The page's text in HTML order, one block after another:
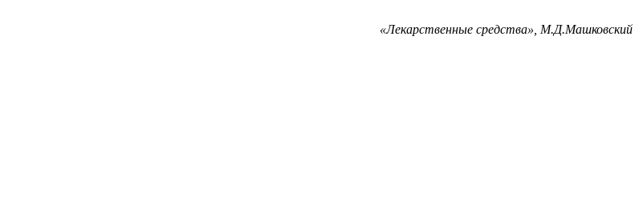
«Лекарственные средства», М.Д.Машковский